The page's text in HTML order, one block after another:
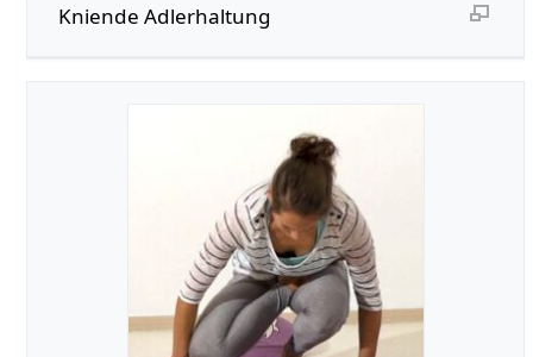
Kniende Adlerhaltung